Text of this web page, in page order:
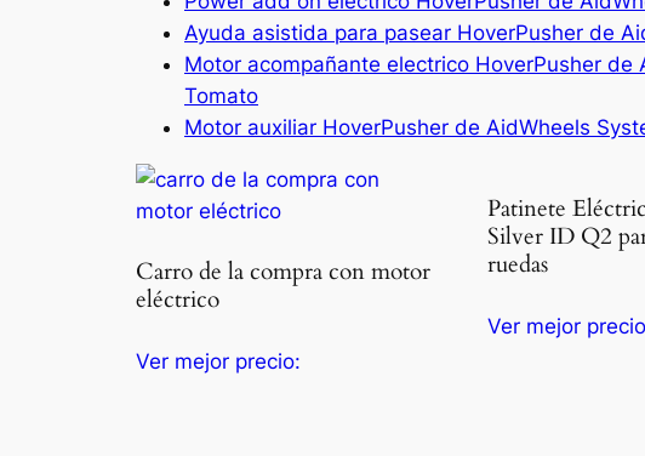
Ayuda asistida para pasear HoverPusher de
Motor acompañante electrico HoverPusher
Tomato
Motor auxiliar HoverPusher de AidWheels
Carro de la compra con motor
eléctrico
Ver mejor precio:
Patinete
Silver ID Q2
ruedas
Ver mejor